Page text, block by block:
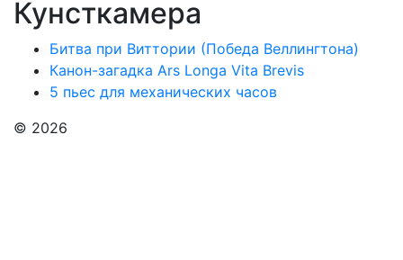
Кунсткамера
Битва при Виттории (Победа Веллингтона)
Канон-загадка Ars Longa Vita Brevis
5 пьес для механических часов
© 2026